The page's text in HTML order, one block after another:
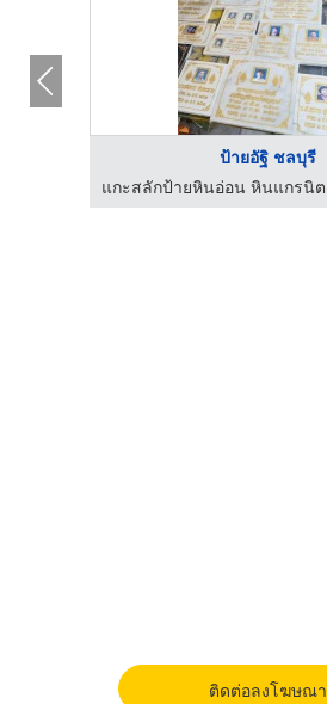
ป้ายอัฐิ ชลบุรี
ติดต่อลงโฆษณา